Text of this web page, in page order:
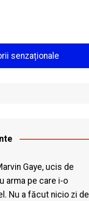
senzaționale
Gaye, ucis de
arma pe care i-o
Nu a făcut nicio zi de